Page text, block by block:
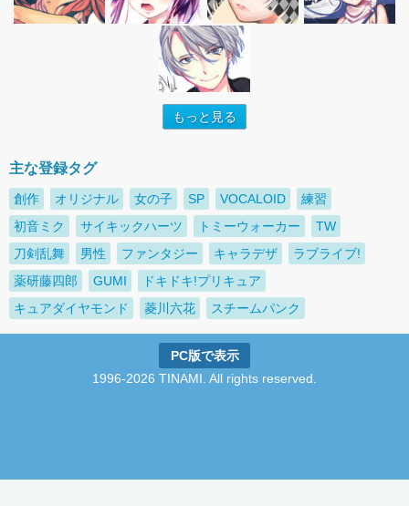
もっと見る
主な登録タグ
創作 オリジナル 女の子 SP VOCALOID
練習
初音ミク
サイキックハーツ トミーウォーカー
TW
刀剣乱舞
男性 ファンタジー キャラデザ
ラブライブ!
薬研藤四郎
GUMI
ドキドキ!プリキュア
キュアダイヤモンド
菱川六花 スチームパンク
PC版で表示
1996-2026 TINAMI. All rights reserved.